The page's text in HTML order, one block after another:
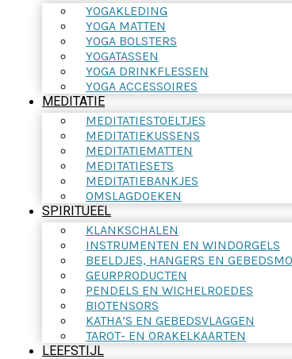
YOGAKLEDING
YOGA MATTEN
YOGA BOLSTERS
YOGATASSEN
YOGA DRINKFLESSEN
YOGA ACCESSOIRES
MEDITATIE
MEDITATIESTOELTJES
MEDITATIEKUSSENS
MEDITATIEMATTEN
MEDITATIESETS
MEDITATIEBANKJES
OMSLAGDOEKEN
SPIRITUEEL
KLANKSCHALEN
INSTRUMENTEN EN WINDORGELS
BEELDJES, HANGERS EN
GEURPRODUCTEN
PENDELS EN WICHELROEDES
BIOTENSORS
KATHA’S EN GEBEDSVLAGGEN
TAROT- EN ORAKELKAARTEN
LEEFSTIJL